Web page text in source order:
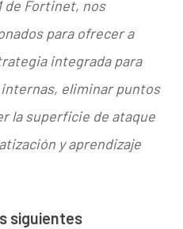
de Fortinet, nos
para ofrecer a
integrada para
eliminar puntos
la superficie de ataque
y aprendizaje
siguientes